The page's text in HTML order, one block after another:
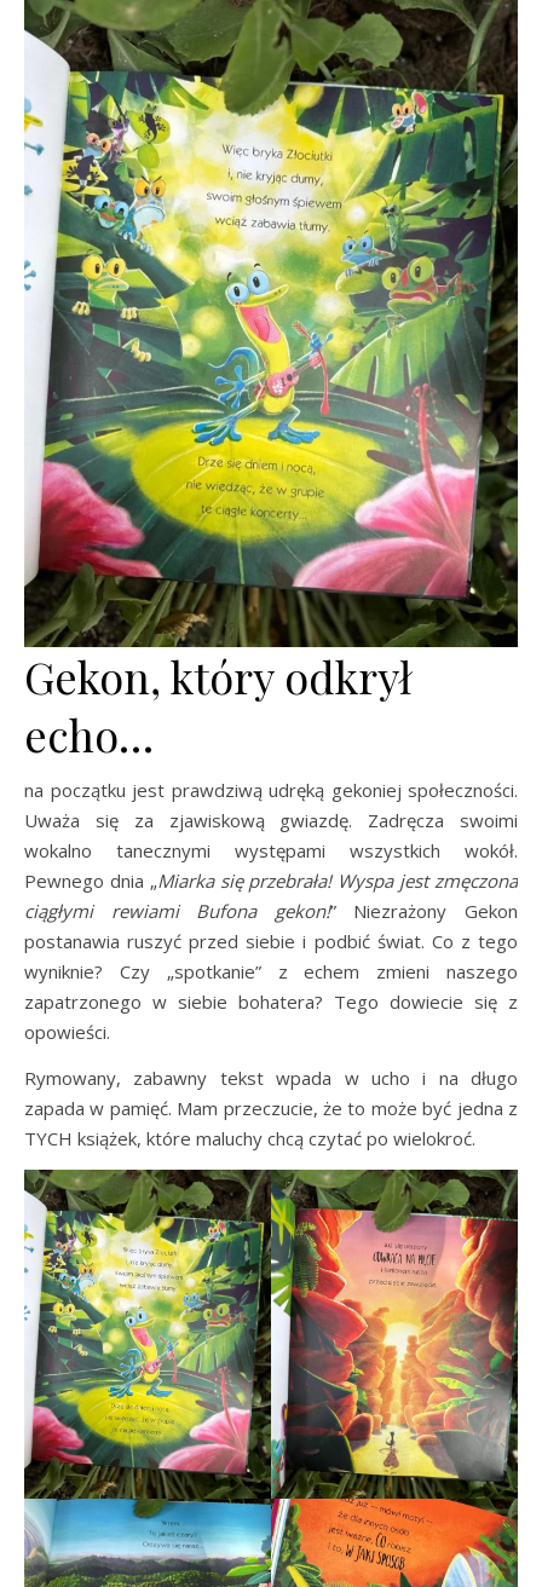
Gekon, który odkrył
echo…
na początku jest prawdziwą udręką gekoniej społeczności.
Uważa się za zjawiskową gwiazdę. Zadręcza swoimi
wokalno tanecznymi występami wszystkich wokół.
Pewnego dnia „Miarka się przebrała! Wyspa jest zmęczona
ciągłymi rewiami Bufona gekon!” Niezrażony Gekon
postanawia ruszyć przed siebie i podbić świat. Co z tego
wyniknie? Czy „spotkanie” z echem zmieni naszego
zapatrzonego w siebie bohatera? Tego dowiecie się z
opowieści.
Rymowany, zabawny tekst wpada w ucho i na długo
zapada w pamięć. Mam przeczucie, że to może być jedna z
TYCH książek, które maluchy chcą czytać po wielokroć.